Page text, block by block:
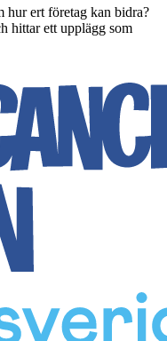
hur ert företag kan bidra?
hittar ett upplägg som